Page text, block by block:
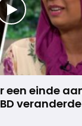
een einde